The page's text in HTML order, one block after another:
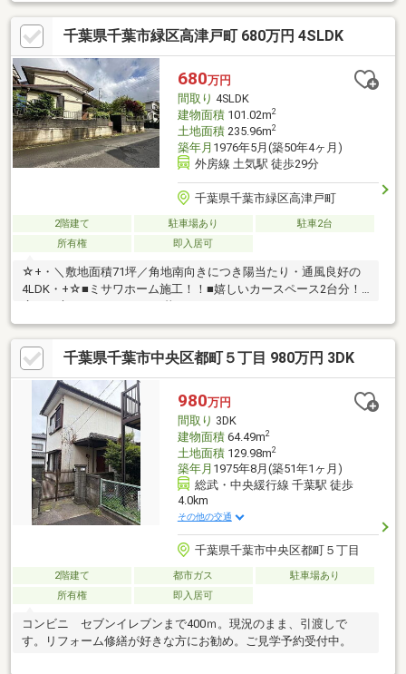
千葉県千葉市緑区高津戸町 680万円 4SLDK
680万円
間取り 4SLDK
建物面積101.02m2
土地面積235.96m2
築年月 1976年5月(築50年4ヶ月)
外房線 土気駅 徒歩29分
千葉県千葉市緑区高津戸町
2階建て 駐車場あり
駐車2台
所有権
即入居可
☆+・＼敷地面積71坪／角地南向きにつき陽当たり・通風良好の
4LDK・+☆■ミサワホーム施工！！■嬉しいカースペース2台分！■
広いお庭でゆったりとした暮らしができます
千葉県千葉市中央区都町５丁目 980万円 3DK
980万円
間取り 3DK
建物面積64.49m2
土地面積129.98m2
築年月 1975年8月(築51年1ヶ月)
総武・中央緩行線 千葉駅 徒歩
4.0km
その他の交通
千葉県千葉市中央区都町５丁目
2階建て 都市ガス
駐車場あり
所有権
即入居可
コンビニ セブンイレブンまで400ｍ。現況のまま、引渡しで
す。リフォーム修繕が好きな方にお勧め。ご見学予約受付中。